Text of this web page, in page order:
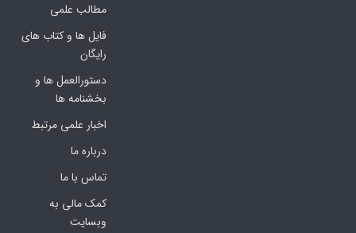
مطالب علمی
فایل ها و کتاب های
رایگان
دستورالعمل ها و
بخشنامه ها
اخبار علمی مرتبط
درباره ما
تماس با ما
کمک مالی به
وبسایت